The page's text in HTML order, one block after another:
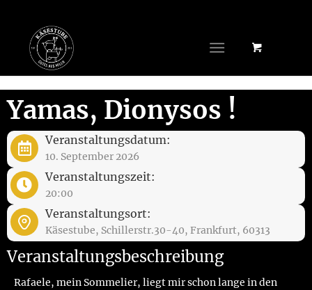
Yamas, Dionysos !
Veranstaltungsdatum:
10. September 2026
Veranstaltungszeit:
20:00
Veranstaltungsort:
Käsestube, Schillerstr.30-40, Frankfurt, 60313
Veranstaltungsbeschreibung
Rafaele, mein Sommelier, liegt mir schon lange in den